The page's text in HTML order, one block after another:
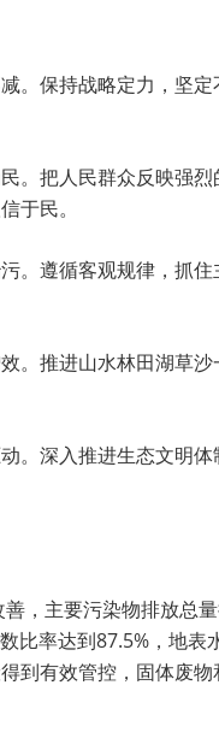
保持战略定力，坚定
把人民群众反映强烈
于民。
遵循客观规律，抓住
推进山水林田湖草沙
深入推进生态文明体
，主要污染物排放总
比率达到87.5%，地
到有效管控，固体废